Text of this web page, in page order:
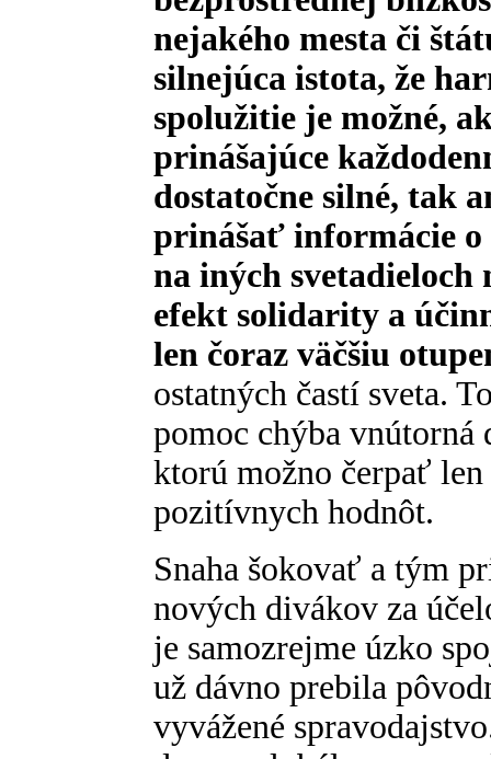
nejakého mesta či
silnejúca istota, že
spolužitie je možné,
prinášajúce
dostatočne silné, tak
prinášať informácie o
na iných
efekt solidarity a
len čoraz väčšiu
ostatných častí sveta.
pomoc chýba
ktorú možno čerpať
pozitívnych hodnôt.
Snaha šokovať a tým
nových divákov za
je samozrejme úzko
už dávno prebila
vyvážené